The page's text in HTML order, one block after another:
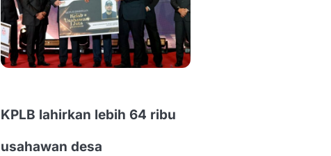
KPLB lahirkan lebih 64 ribu
usahawan desa